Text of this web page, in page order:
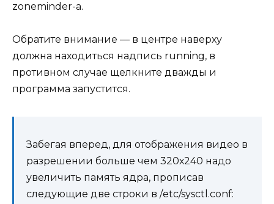
zoneminder-a.
Обратите внимание — в центре наверху
должна находиться надпись running, в
противном случае щелкните дважды и
программа запустится.
Забегая вперед, для отображения видео в
разрешении больше чем 320х240 надо
увеличить память ядра, прописав
следующие две строки в /etc/sysctl.conf: